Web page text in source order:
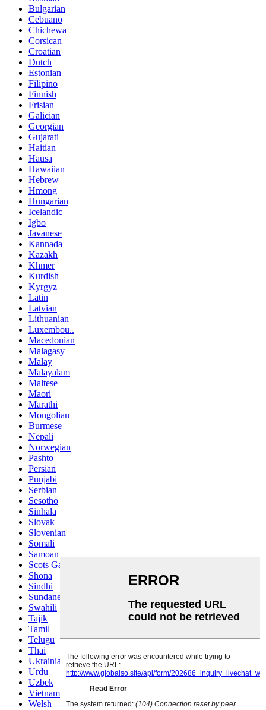
Bulgarian
Cebuano
Chichewa
Corsican
Croatian
Dutch
Estonian
Filipino
Finnish
Frisian
Galician
Georgian
Gujarati
Haitian
Hausa
Hawaiian
Hebrew
Hmong
Hungarian
Icelandic
Igbo
Javanese
Kannada
Kazakh
Khmer
Kurdish
Kyrgyz
Latin
Latvian
Lithuanian
Luxembou..
Macedonian
Malagasy
Malay
Malayalam
Maltese
Maori
Marathi
Mongolian
Burmese
Nepali
Norwegian
Pashto
Persian
Punjabi
Serbian
Sesotho
Sinhala
Slovak
Slovenian
Somali
Samoan
Scots Gaelic
Shona
Sindhi
Sundanese
Swahili
Tajik
Tamil
Telugu
Thai
Ukrainian
Urdu
Uzbek
Vietnamese
Welsh